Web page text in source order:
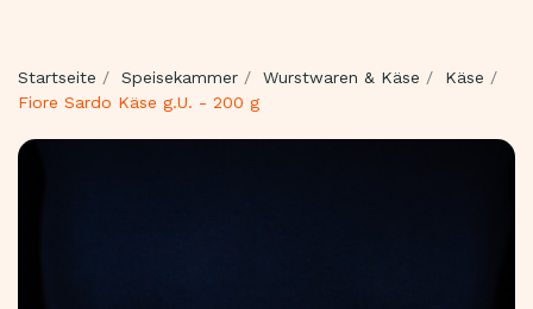
Startseite Speisekammer Wurstwaren & Käse
Käse
Fiore Sardo Käse g.U. - 200 g